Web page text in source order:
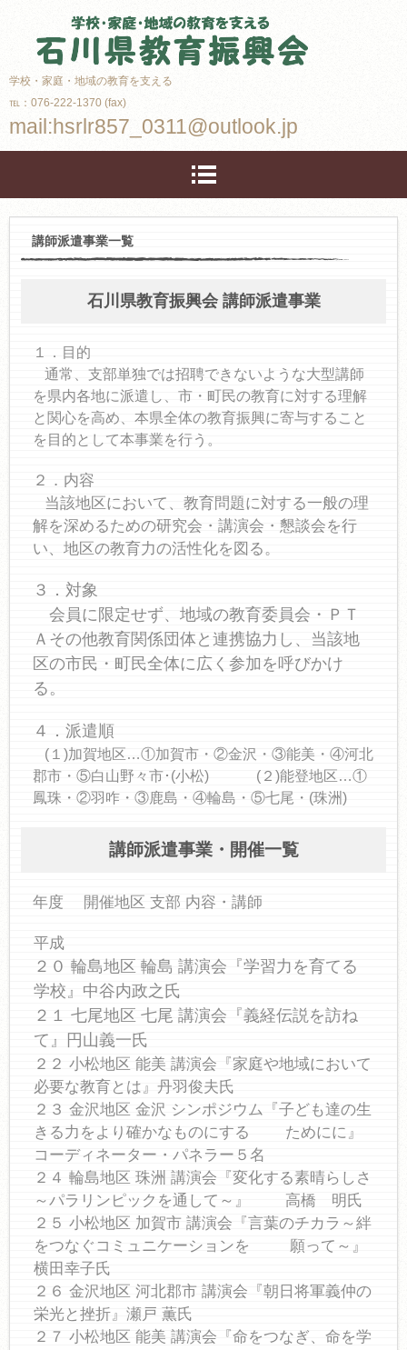
学校・家庭・地域の教育を支える
℡：076-222-1370 (fax)
mail:hsrlr857_0311@outlook.jp
講師派遣事業一覧
石川県教育振興会 講師派遣事業
１．目的
通常、支部単独では招聘できないような大型講師
を県内各地に派遣し、市・町民の教育に対する理解
と関心を高め、本県全体の教育振興に寄与すること
を目的として本事業を行う。
２．内容
当該地区において、教育問題に対する一般の理
解を深めるための研究会・講演会・懇談会を行
い、地区の教育力の活性化を図る。
３．対象
会員に限定せず、地域の教育委員会・ＰＴ
Ａその他教育関係団体と連携協力し、当該地
区の市民・町民全体に広く参加を呼びかけ
る。
４．派遣順
(１)加賀地区…①加賀市・②金沢・③能美・④河北
郡市・⑤白山野々市･(小松) (２)能登地区…①
鳳珠・②羽咋・③鹿島・④輪島・⑤七尾・(珠洲)
講師派遣事業・開催一覧
年度 開催地区 支部 内容・講師
平成
２０ 輪島地区 輪島 講演会『学習力を育てる
学校』中谷内政之氏
２１ 七尾地区 七尾 講演会『義経伝説を訪ね
て』円山義一氏
２２ 小松地区 能美 講演会『家庭や地域において
必要な教育とは』丹羽俊夫氏
２３ 金沢地区 金沢 シンポジウム『子ども達の生
きる力をより確かなものにする ためにに』
コーディネーター・パネラー５名
２４ 輪島地区 珠洲 講演会『変化する素晴らしさ
～パラリンピックを通して～』 高橋 明氏
２５ 小松地区 加賀市 講演会『言葉のチカラ～絆
をつなぐコミュニケーションを 願って～』
横田幸子氏
２６ 金沢地区 河北郡市 講演会『朝日将軍義仲の
栄光と挫折』瀬戸 薫氏
２７ 小松地区 能美 講演会『命をつなぎ、命を学